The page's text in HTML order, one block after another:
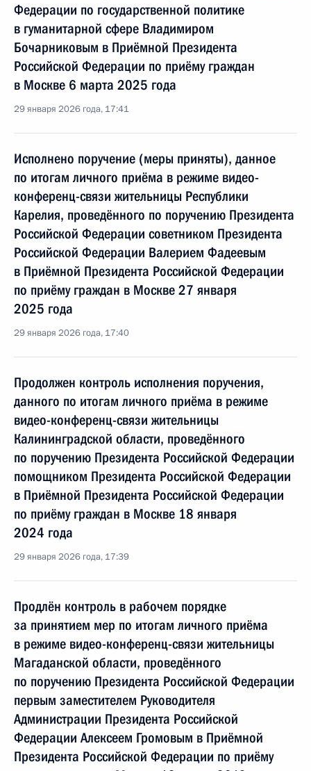
Федерации по государственной политике
в гуманитарной сфере Владимиром
Бочарниковым в Приёмной Президента
Российской Федерации по приёму граждан
в Москве 6 марта 2025 года
29 января 2026 года, 17:41
Исполнено поручение (меры приняты), данное
по итогам личного приёма в режиме видео-
конференц-связи жительницы Республики
Карелия, проведённого по поручению Президента
Российской Федерации советником Президента
Российской Федерации Валерием Фадеевым
в Приёмной Президента Российской Федерации
по приёму граждан в Москве 27 января
2025 года
29 января 2026 года, 17:40
Продолжен контроль исполнения поручения,
данного по итогам личного приёма в режиме
видео-конференц-связи жительницы
Калининградской области, проведённого
по поручению Президента Российской Федерации
помощником Президента Российской Федерации
в Приёмной Президента Российской Федерации
по приёму граждан в Москве 18 января
2024 года
29 января 2026 года, 17:39
Продлён контроль в рабочем порядке
за принятием мер по итогам личного приёма
в режиме видео-конференц-связи жительницы
Магаданской области, проведённого
по поручению Президента Российской Федерации
первым заместителем Руководителя
Администрации Президента Российской
Федерации Алексеем Громовым в Приёмной
Президента Российской Федерации по приёму